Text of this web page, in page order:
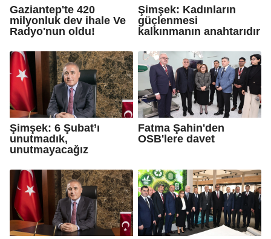
Gaziantep'te 420
milyonluk dev ihale Ve
Radyo'nun oldu!
Şimşek: Kadınların
güçlenmesi
kalkınmanın anahtarıdır
Şimşek: 6 Şubat’ı
unutmadık,
unutmayacağız
Fatma Şahin'den
OSB'lere davet